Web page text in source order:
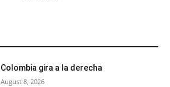
Colombia gira a la derecha
August 8, 2026